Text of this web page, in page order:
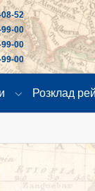
52
00
00
00
for "Тури на
Submenu for
Розклад